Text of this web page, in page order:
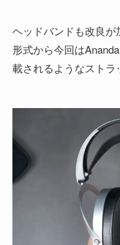
ヘッドバンドも改良
形式から今回は
載されるようなストラ